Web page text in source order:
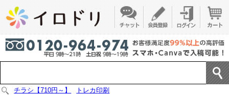
チラシ【710円～】
トレカ印刷